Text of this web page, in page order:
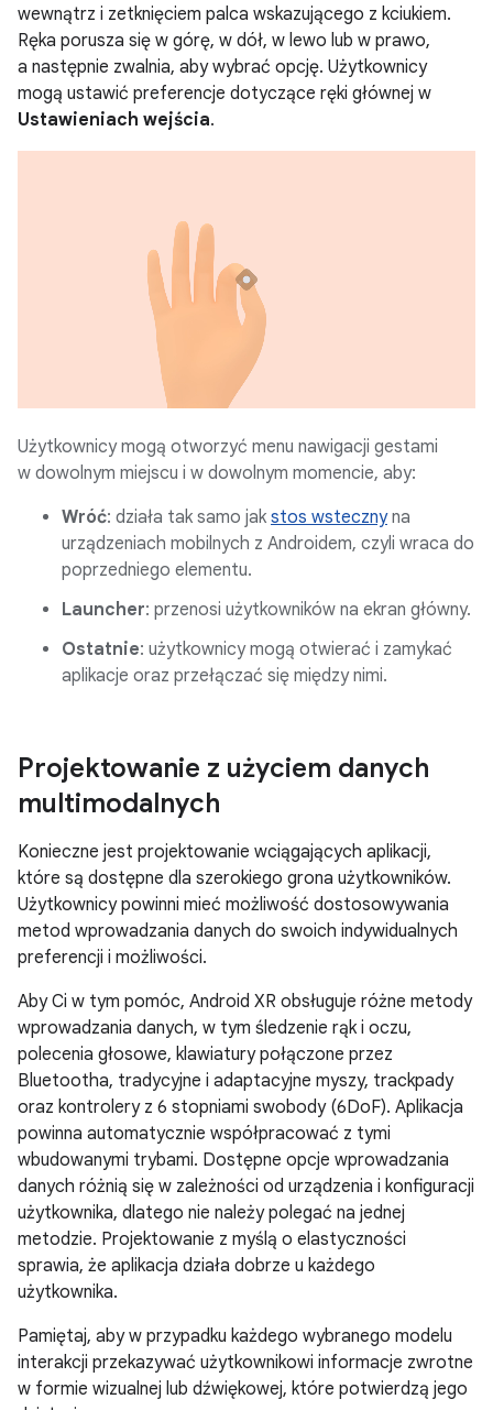
wewnątrz i zetknięciem palca wskazującego z kciukiem.
Ręka porusza się w górę, w dół, w lewo lub w prawo,
a następnie zwalnia, aby wybrać opcję. Użytkownicy
mogą ustawić preferencje dotyczące ręki głównej w
Ustawieniach wejścia.
Użytkownicy mogą otworzyć menu nawigacji gestami
w dowolnym miejscu i w dowolnym momencie, aby:
Wróć: działa tak samo jak stos wstecznyna
urządzeniach mobilnych z Androidem, czyli wraca do
poprzedniego elementu.
Launcher: przenosi użytkowników na ekran główny.
Ostatnie: użytkownicy mogą otwierać i zamykać
aplikacje oraz przełączać się między nimi.
Projektowanie z użyciem danych
multimodalnych
Konieczne jest projektowanie wciągających aplikacji,
które są dostępne dla szerokiego grona użytkowników.
Użytkownicy powinni mieć możliwość dostosowywania
metod wprowadzania danych do swoich indywidualnych
preferencji i możliwości.
Aby Ci w tym pomóc, Android XR obsługuje różne metody
wprowadzania danych, w tym śledzenie rąk i oczu,
polecenia głosowe, klawiatury połączone przez
Bluetootha, tradycyjne i adaptacyjne myszy, trackpady
oraz kontrolery z 6 stopniami swobody (6DoF). Aplikacja
powinna automatycznie współpracować z tymi
wbudowanymi trybami. Dostępne opcje wprowadzania
danych różnią się w zależności od urządzenia i konfiguracji
użytkownika, dlatego nie należy polegać na jednej
metodzie. Projektowanie z myślą o elastyczności
sprawia, że aplikacja działa dobrze u każdego
użytkownika.
Pamiętaj, aby w przypadku każdego wybranego modelu
interakcji przekazywać użytkownikowi informacje zwrotne
w formie wizualnej lub dźwiękowej, które potwierdzą jego